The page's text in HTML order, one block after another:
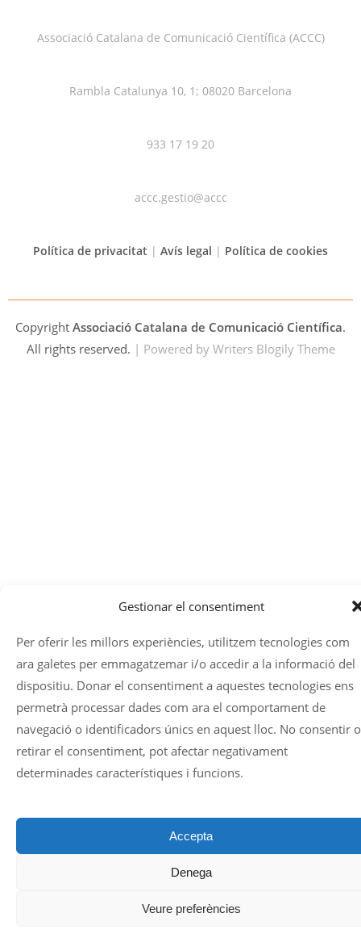
Gestionar el consentiment
Per oferir les millors experiències, utilitzem tecnologies com
ara galetes per emmagatzemar i/o accedir a la informació del
dispositiu. Donar el consentiment a aquestes tecnologies ens
permetrà processar dades com ara el comportament de
navegació o identificadors únics en aquest lloc. No consentir o
retirar el consentiment, pot afectar negativament
determinades característiques i funcions.
Accepta
Denega
Veure preferències
Associació Catalana de Comunicació Científica (ACCC)
Rambla Catalunya 10, 1; 08020 Barcelona
933 17 19 20
accc.gestio@accc
Política de privacitat | Avís legal | Política de cookies
Copyright Associació Catalana de Comunicació Científica.
All rights reserved. | Powered by Writers Blogily Theme